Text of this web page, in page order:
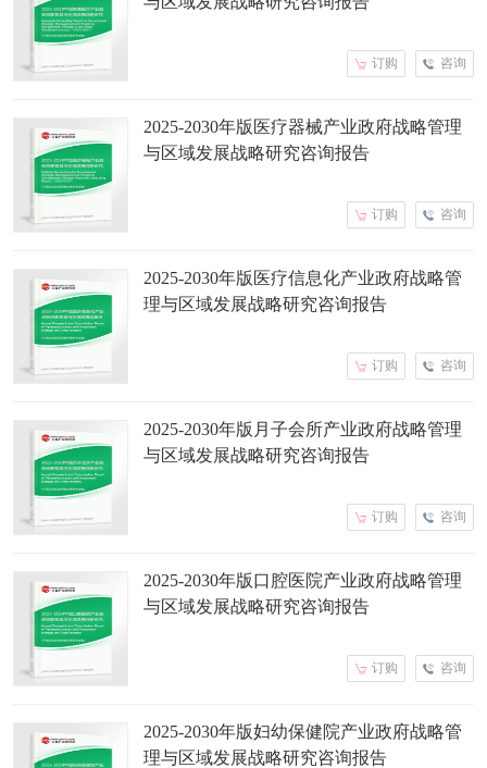
咨询
订购
2025-2030年版医疗器械产业政府战略管理
与区域发展战略研究咨询报告
咨询
订购
2025-2030年版医疗信息化产业政府战略管
理与区域发展战略研究咨询报告
咨询
订购
2025-2030年版月子会所产业政府战略管理
与区域发展战略研究咨询报告
咨询
订购
2025-2030年版口腔医院产业政府战略管理
与区域发展战略研究咨询报告
咨询
订购
2025-2030年版妇幼保健院产业政府战略管
理与区域发展战略研究咨询报告